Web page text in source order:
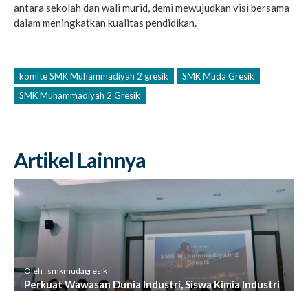
antara sekolah dan wali murid, demi mewujudkan visi bersama
dalam meningkatkan kualitas pendidikan.
komite SMK Muhammadiyah 2 gresik
SMK Muda Gresik
SMK Muhammadiyah 2 Gresik
Artikel Lainnya
Oleh : smkmudagresik
Perkuat Wawasan Dunia Industri, Siswa Kimia Industri